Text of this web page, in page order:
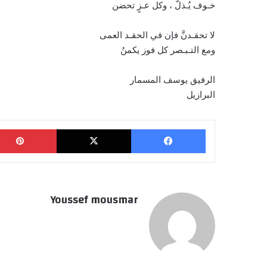
خـوف يُـذلّ ، وكل عـزٍ تحضن
لا تحقـدنَّ فإن في الحقـد العمى
ومع التـبـصر كل فوز يكمنُ
الرفيق يوسف المسمار
البرازيل
فيسبوك ‫X
Youssef mousmar